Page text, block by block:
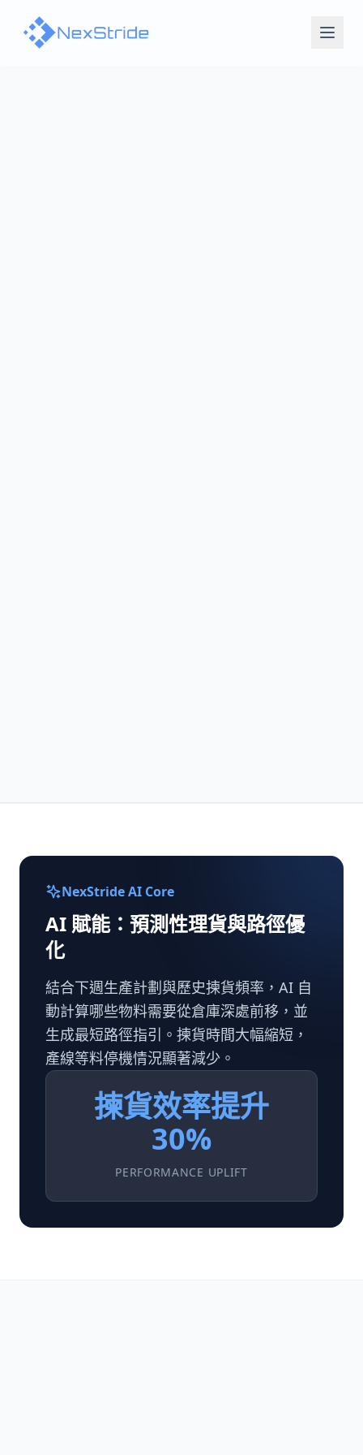
NexStride AI Core
AI 賦能：預測性理貨與路徑優
化
結合下週生產計劃與歷史揀貨頻率，AI 自
動計算哪些物料需要從倉庫深處前移，並
生成最短路徑指引。揀貨時間大幅縮短，
產線等料停機情況顯著減少。
揀貨效率提升
30%
PERFORMANCE UPLIFT